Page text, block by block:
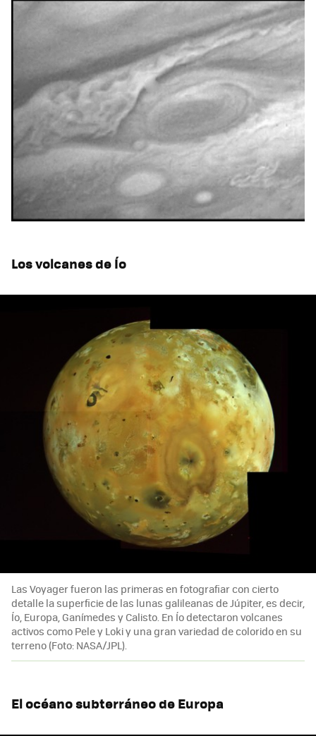
Los volcanes de Ío
Las Voyager fueron las primeras en fotografiar con cierto
detalle la superficie de las lunas galileanas de Júpiter, es decir,
Ío, Europa, Ganímedes y Calisto. En Ío detectaron volcanes
activos como Pele y Loki y una gran variedad de colorido en su
terreno (Foto: NASA/JPL).
El océano subterráneo de Europa